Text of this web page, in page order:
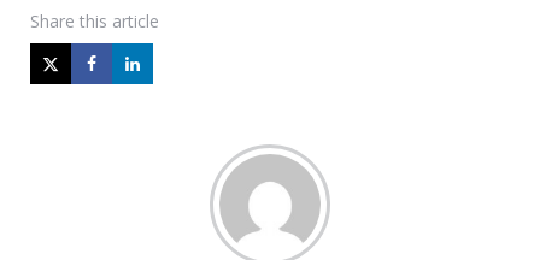
Share this article